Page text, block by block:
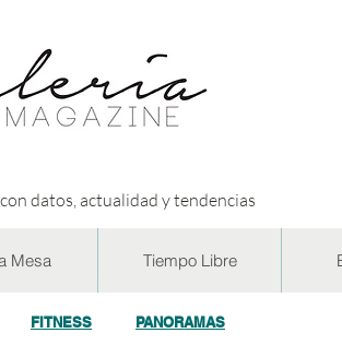
datos, actualidad y tendencias
Mesa Tiempo Libre
FITNESS PANORAMAS